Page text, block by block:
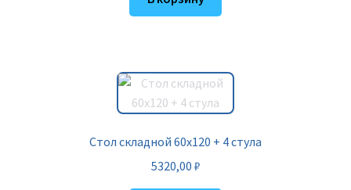
Стол складной 60х120 + 4 стула
5320,00 ₽